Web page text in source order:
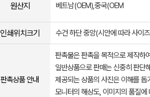
원산지 베트남(OEM),중국(OEM
인쇄위치크기 수건 하단 중앙(시안에 따라 사이
판촉상품 안내
판촉물은 판촉을 목적으로 제작하
일반상품으로 판매는 신중히 판단
제공되는 상품의 사진은 이해를
모니터의 해상도, 이미지의 품질